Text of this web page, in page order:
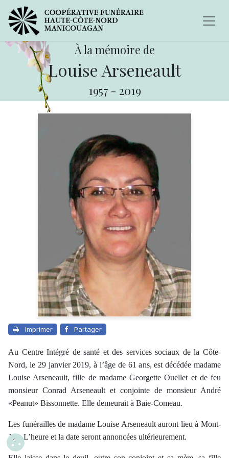
À la mémoire de
Louise Arseneault
1957 - 2019
Imprimer Partager
Au Centre Intégré de santé et des services sociaux de la Côte-
Nord, le 29 janvier 2019, à l’âge de 61 ans, est décédée madame
Louise Arseneault, fille de madame Georgette Ouellet et de feu
monsieur Conrad Arseneault et conjointe de monsieur André
«Peanut» Bissonnette. Elle demeurait à Baie-Comeau.
Les funérailles de madame Louise Arseneault auront lieu à Mont-
Joli. L’heure et la date seront annoncées ultérieurement.